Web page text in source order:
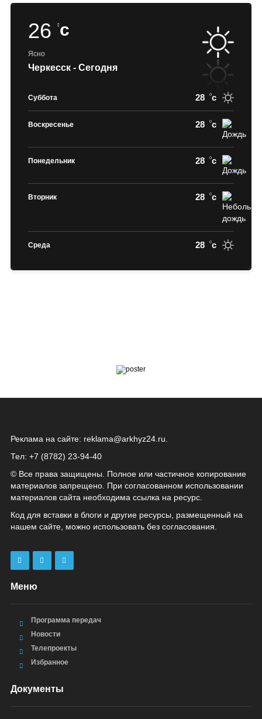
26 c
Ясно
Черкесск - Сегодня
Суббота 28 c
Воскресенье 28 c
Понедельник 28 c
Вторник 28 c
Среда 28 c
Реклама на сайте: reklama@arkhyz24.ru
Тел: +7 (8782) 23‑94‑40
© Все права защищены. Полное или частичное копирование
материалов запрещено. При согласованном использовании
материалов сайта необходима ссылка на ресурс.
Код для вставки в блоги и другие ресурсы, размещенный на
нашем сайте, можно использовать без согласования.
Меню
Программа передач
Новости
Телепроекты
Избранное
Документы